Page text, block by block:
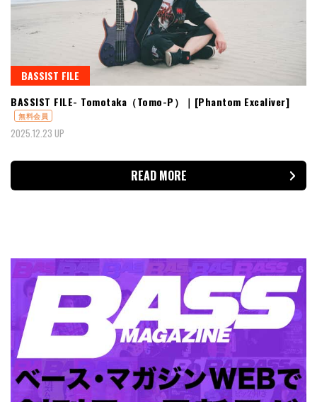
BASSIST FILE
BASSIST FILE- Tomotaka（Tomo-P）｜[Phantom Excaliver]
無料会員
2025.12.23 UP
READ MORE